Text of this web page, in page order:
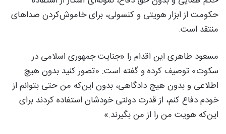
حکومت از ابزار هویتی و کنسولی، برای خاموش‌کردن صداهای
منتقد است.
مسعود طاهری این اقدام را «جنایت جمهوری اسلامی در
سکوت» توصیف کرده و گفته است: «تصور کنید بدون هیچ
اطلاعی و بدون هیچ دادگاهی، بدون این‌که من حتی بتوانم از
خودم دفاع کنم، از قدرت دولتی خودشان استفاده کردند برای
این‌که هویت من را از من بگیرند.»